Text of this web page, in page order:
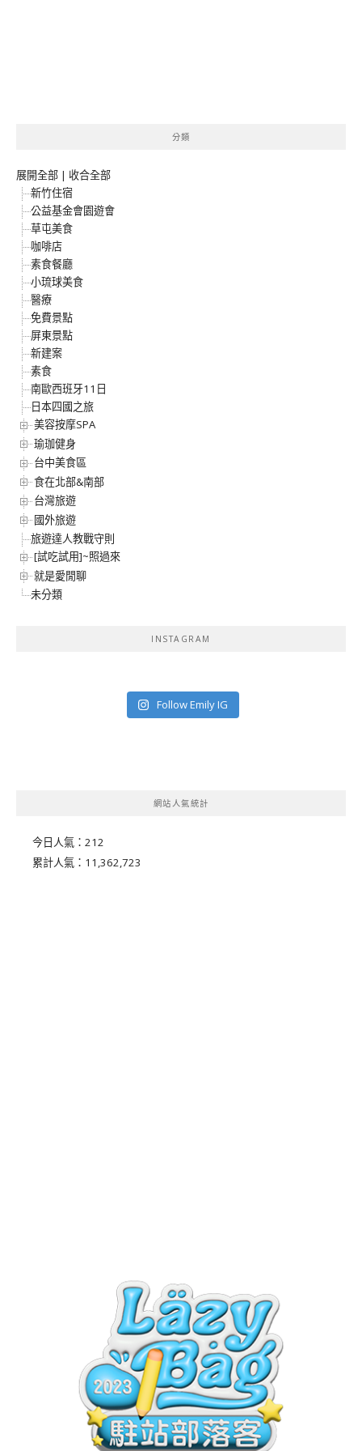
分類
展開全部 | 收合全部
新竹住宿
公益基金會園遊會
草屯美食
咖啡店
素食餐廳
小琉球美食
醫療
免費景點
屏東景點
新建案
素食
南歐西班牙11日
日本四國之旅
美容按摩SPA
瑜珈健身
台中美食區
食在北部&南部
台灣旅遊
國外旅遊
旅遊達人教戰守則
[試吃試用]~照過來
就是愛閒聊
未分類
INSTAGRAM
Follow Emily IG
網站人氣統計
今日人氣： 212
累計人氣： 11,362,723